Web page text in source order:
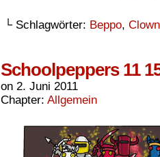
└ Schlagwörter: Beppo, Clown
Schoolpeppers 11
on 2. Juni 2011
Chapter: Allgemein